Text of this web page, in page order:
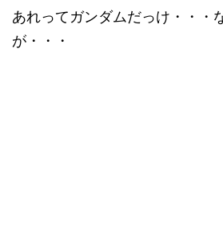
あれってガンダムだっけ・・・
が・・・